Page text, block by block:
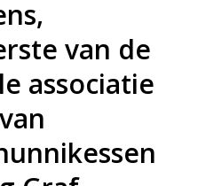
van de
associatie